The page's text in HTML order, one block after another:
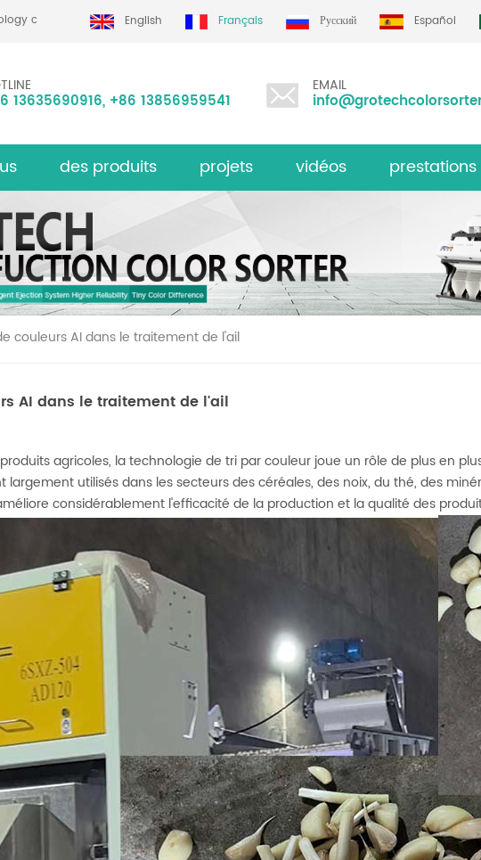
co., ltd English Français Русский Español
13635690916, +86 13856959541
EMAIL
des produits projets vidéos
couleurs AI dans le traitement de l'ail
AI dans le traitement de l'ail
agricoles, la technologie de tri par couleur joue un rôle de plus en
utilisés dans les secteurs des céréales, des noix, du thé, des
considérablement l'efficacité de la production et la qualité des